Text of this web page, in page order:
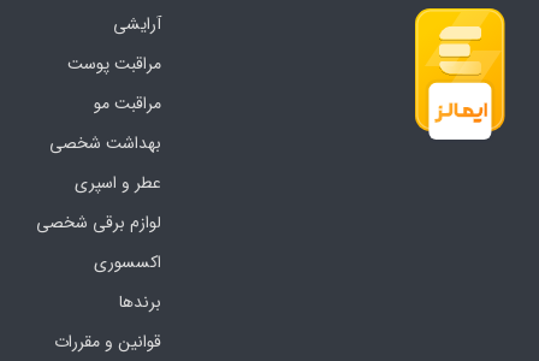
آرایشی
مراقبت پوست
مراقبت مو
بهداشت شخصی
عطر و اسپری
لوازم برقی شخصی
اکسسوری
برندها
قوانین و مقررات